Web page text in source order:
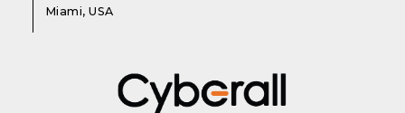
Miami, USA